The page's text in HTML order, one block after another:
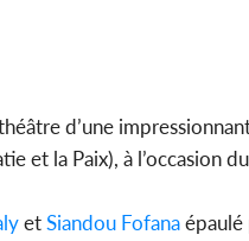
d’une
et la Paix), à l’occasion
etSiandou Fofanaépaulé